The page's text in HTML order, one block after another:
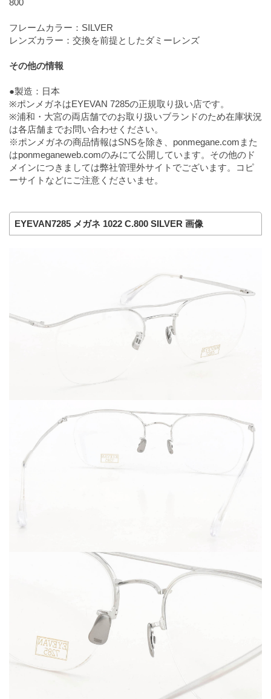
800
フレームカラー：SILVER
レンズカラー：交換を前提としたダミーレンズ
その他の情報
●製造：日本
※ポンメガネはEYEVAN 7285の正規取り扱い店です。
※浦和・大宮の両店舗でのお取り扱いブランドのため在庫状況
は各店舗までお問い合わせください。
※ポンメガネの商品情報はSNSを除き、ponmegane.comまた
はponmeganeweb.comのみにて公開しています。その他のド
メインにつきましては弊社管理外サイトでございます。コピ
ーサイトなどにご注意くださいませ。
EYEVAN7285 メガネ 1022 C.800 SILVER 画像